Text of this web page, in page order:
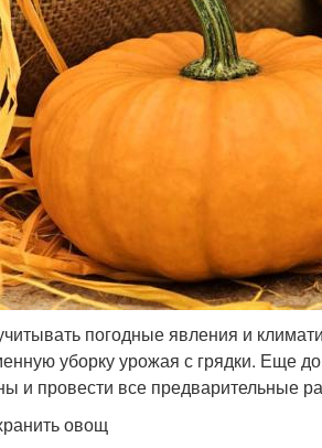
погодные явления и
уборку урожая с грядки. Еще
и провести все предварительные
овощ